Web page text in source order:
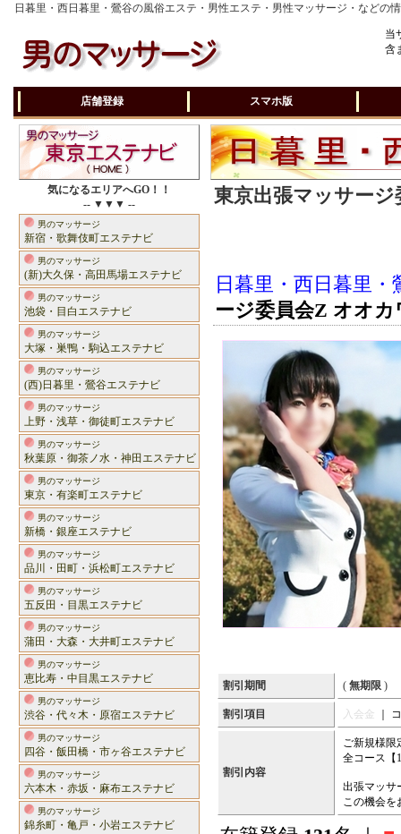
日暮里・西日暮里・鶯谷の風俗エステ・男性エステ・男性マッサージ・などの
当
含
店舗登録 スマホ版
気になるエリアへGO！！
-- ▼▼▼ --
男のマッサージ
新宿・歌舞伎町エステナビ
男のマッサージ
(新)大久保・高田馬場エステナビ
男のマッサージ
池袋・目白エステナビ
男のマッサージ
大塚・巣鴨・駒込エステナビ
男のマッサージ
(西)日暮里・鶯谷エステナビ
男のマッサージ
上野・浅草・御徒町エステナビ
男のマッサージ
秋葉原・御茶ノ水・神田エステナビ
男のマッサージ
東京・有楽町エステナビ
男のマッサージ
新橋・銀座エステナビ
男のマッサージ
品川・田町・浜松町エステナビ
男のマッサージ
五反田・目黒エステナビ
男のマッサージ
蒲田・大森・大井町エステナビ
男のマッサージ
恵比寿・中目黒エステナビ
男のマッサージ
渋谷・代々木・原宿エステナビ
男のマッサージ
四谷・飯田橋・市ヶ谷エステナビ
男のマッサージ
六本木・赤坂・麻布エステナビ
男のマッサージ
錦糸町・亀戸・小岩エステナビ
東京出張マッサー
日暮里・西日暮里
ージ委員会Z オオカ
割引期間 ( 無期限 )
割引項目 入会金 ｜
割引内容
ご新規様限
全コース【
出張マッサ
この機会を